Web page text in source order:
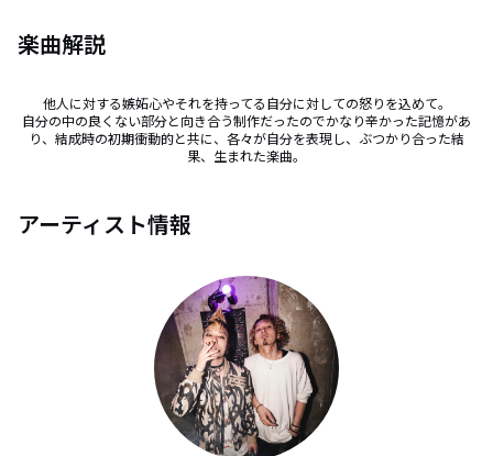
楽曲解説
他人に対する嫉妬心やそれを持ってる自分に対しての怒りを込めて。
自分の中の良くない部分と向き合う制作だったのでかなり辛かった記憶があ
り、結成時の初期衝動的と共に、各々が自分を表現し、ぶつかり合った結
果、生まれた楽曲。
アーティスト情報